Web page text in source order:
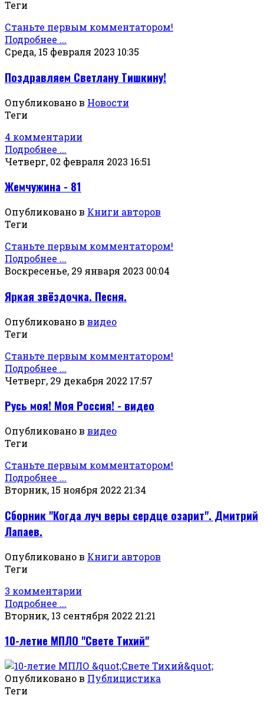
Теги
Станьте первым комментатором!
Подробнее ...
Среда, 15 февраля 2023 10:35
Поздравляем Светлану Тишкину!
Опубликовано в Новости
Теги
4 комментарии
Подробнее ...
Четверг, 02 февраля 2023 16:51
Жемчужина - 81
Опубликовано в Книги авторов
Теги
Станьте первым комментатором!
Подробнее ...
Воскресенье, 29 января 2023 00:04
Яркая звёздочка. Песня.
Опубликовано в видео
Теги
Станьте первым комментатором!
Подробнее ...
Четверг, 29 декабря 2022 17:57
Русь моя! Моя Россия! - видео
Опубликовано в видео
Теги
Станьте первым комментатором!
Подробнее ...
Вторник, 15 ноября 2022 21:34
Сборник "Когда луч веры сердце озарит". Дмитрий
Лапаев.
Опубликовано в Книги авторов
Теги
3 комментарии
Подробнее ...
Вторник, 13 сентября 2022 21:21
10-летие МПЛО "Свете Тихий"
Опубликовано в Публицистика
Теги